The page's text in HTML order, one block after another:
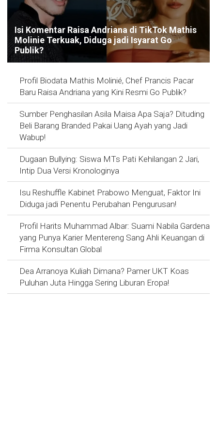
Isi Komentar Raisa Andriana di TikTok Mathis
Molinie Terkuak, Diduga jadi Isyarat Go
Publik?
Profil Biodata Mathis Molinié, Chef Prancis Pacar
Baru Raisa Andriana yang Kini Resmi Go Publik?
Sumber Penghasilan Asila Maisa Apa Saja? Dituding
Beli Barang Branded Pakai Uang Ayah yang Jadi
Wabup!
Dugaan Bullying: Siswa MTs Pati Kehilangan 2 Jari,
Intip Dua Versi Kronologinya
Isu Reshuffle Kabinet Prabowo Menguat, Faktor Ini
Diduga jadi Penentu Perubahan Pengurusan!
Profil Harits Muhammad Albar: Suami Nabila Gardena
yang Punya Karier Mentereng Sang Ahli Keuangan di
Firma Konsultan Global
Dea Arranoya Kuliah Dimana? Pamer UKT Koas
Puluhan Juta Hingga Sering Liburan Eropa!